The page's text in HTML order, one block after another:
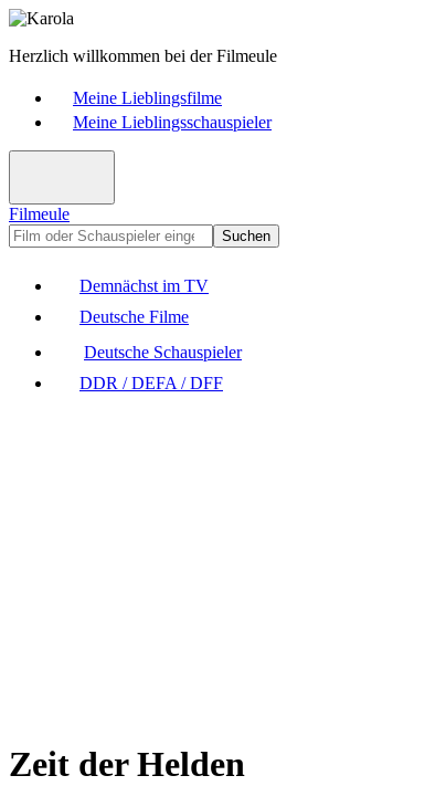
Herzlich willkommen bei der Filmeule
Meine Lieblingsfilme
Meine Lieblingsschauspieler
Filmeule
Suchen
Demnächst im TV
Deutsche Filme
Deutsche Schauspieler
DDR / DEFA / DFF
Zeit der Helden